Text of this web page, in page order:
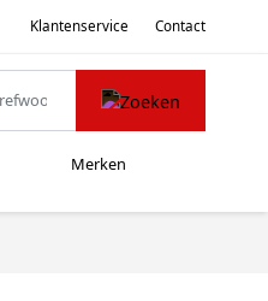
Klantenservice Contact
Merken